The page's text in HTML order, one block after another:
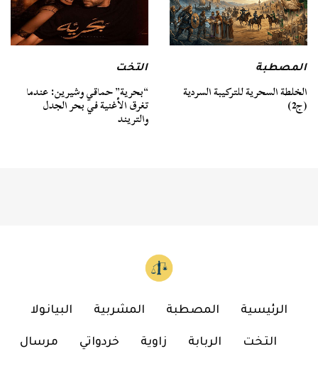
المصطبة
الخلطة السحرية للتركيبة السردية
(ج2)
التخت
“بحرية” حماقي وشيرين: عندما
تغرق الأغنية في بحر الجدل
والتريند
الرئيسية المصطبة المشربية البيانولا
التخت الربابة زاوية خردواتي مرسال